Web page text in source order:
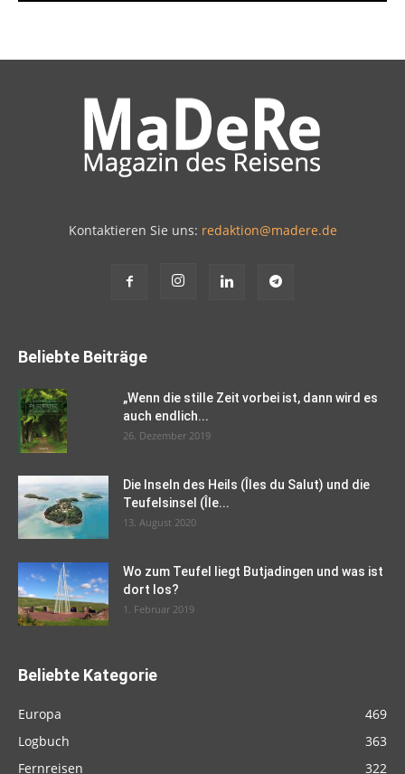
Kontaktieren Sie uns: redaktion@madere.de
Beliebte Beiträge
„Wenn die stille Zeit vorbei ist, dann wird es
auch endlich...
26. Dezember 2019
Die Inseln des Heils (Îles du Salut) und die
Teufelsinsel (Île...
13. August 2020
Wo zum Teufel liegt Butjadingen und was ist
dort los?
1. Februar 2019
Beliebte Kategorie
Europa
469
Logbuch
363
Fernreisen
322